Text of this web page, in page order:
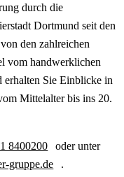
durch die
Dortmund seit den
den zahlreichen
vom handwerklichen
erhalten Sie Einblicke in
Mittelalter bis ins 20.
8400200
oder unter
gruppe.de
.